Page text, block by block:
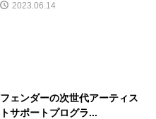
2023.06.14
フェンダーの次世代アーティス
トサポートプログラ...